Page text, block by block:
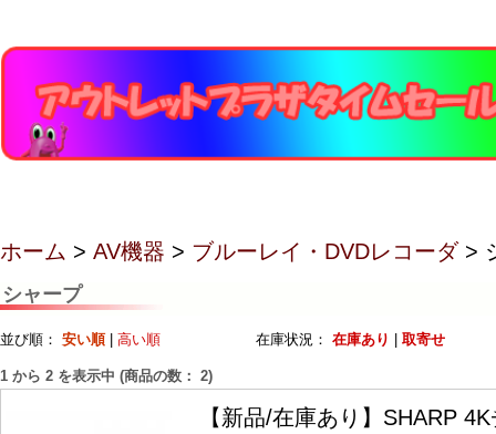
ホーム > AV機器 > ブルーレイ・DVDレコーダ>
シャープ
並び順： 安い順| 高い順 在庫状況： 在庫あり 取寄せ
1 から 2 を表示中 (商品の数： 2)
【新品/在庫あり】SHARP